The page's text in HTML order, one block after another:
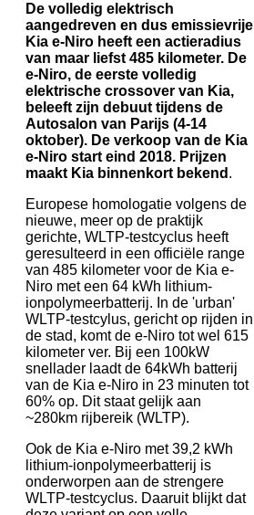
De volledig elektrisch
aangedreven en dus emissievrije
Kia e-Niro heeft een actieradius
van maar liefst 485 kilometer. De
e-Niro, de eerste volledig
elektrische crossover van Kia,
beleeft zijn debuut tijdens de
Autosalon van Parijs (4-14
oktober). De verkoop van de Kia
e-Niro start eind 2018. Prijzen
maakt Kia binnenkort bekend .
Europese homologatie volgens de
nieuwe, meer op de praktijk
gerichte, WLTP-testcyclus heeft
geresulteerd in een officiële range
van 485 kilometer voor de Kia e-
Niro met een 64 kWh lithium-
ionpolymeerbatterij. In de 'urban'
WLTP-testcylus, gericht op rijden in
de stad, komt de e-Niro tot wel 615
kilometer ver. Bij een 100kW
snellader laadt de 64kWh batterij
van de Kia e-Niro in 23 minuten tot
60% op. Dit staat gelijk aan
~280km rijbereik (WLTP).
Ook de Kia e-Niro met 39,2 kWh
lithium-ionpolymeerbatterij is
onderworpen aan de strengere
WLTP-testcyclus. Daaruit blijkt dat